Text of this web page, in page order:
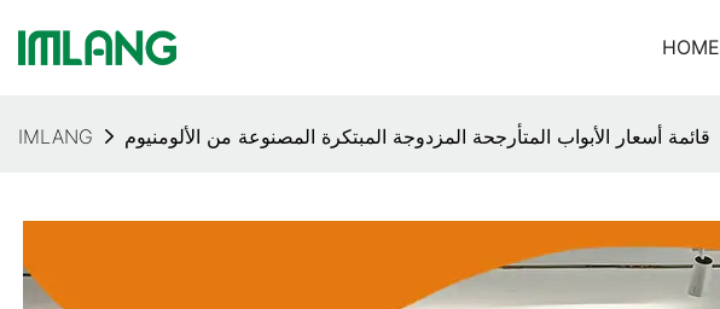
HOME
IMLANG قائمة أسعار الأبواب المتأرجحة المزدوجة المبتكرة المصنوعة من الألومنيوم